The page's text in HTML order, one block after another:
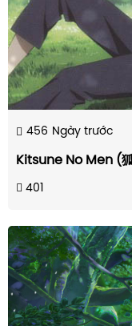
456 Ngày trước
Kitsune No Men (
401